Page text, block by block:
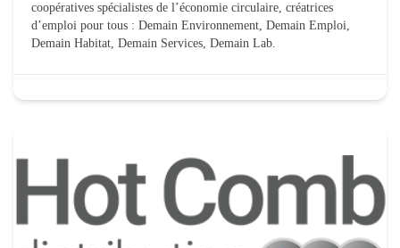
coopératives spécialistes de l’économie circulaire, créatrices
d’emploi pour tous : Demain Environnement, Demain Emploi,
Demain Habitat, Demain Services, Demain Lab.